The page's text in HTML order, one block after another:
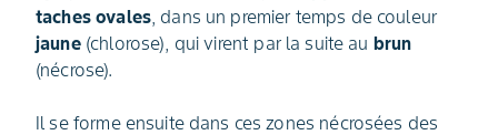
taches ovales, dans un premier temps de couleur
jaune(chlorose), qui virent par la suite au brun
(nécrose).
Il se forme ensuite dans ces zones nécrosées des